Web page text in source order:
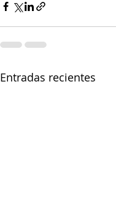
Entradas recientes